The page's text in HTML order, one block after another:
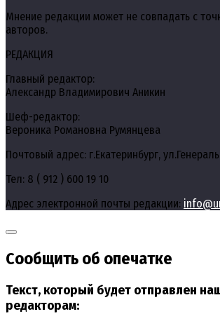
Мнение редакции может не совпадать с
авторов.
РЕДАКЦИЯ
Главный редактор:
Александр Владимирович Аникин
Шеф-редактор:
Вероника Романовна Румянцева
Почтовый адрес: г.Екатеринбург,
Тел: 8 ( 912 ) 600 19 10
Адрес электронной почты редакции:
Сообщить об опечатке
Текст, который будет отправлен
редакторам: